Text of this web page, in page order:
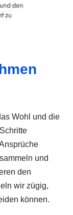
Wohl und die
und
den
wir zügig,
können.